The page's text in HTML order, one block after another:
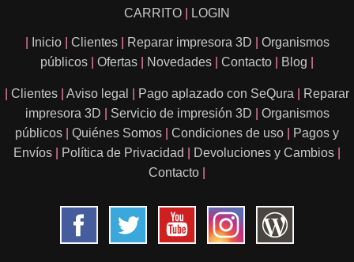
CARRITO LOGIN
Inicio Clientes Reparar impresora 3D
Organismos
públicos
Ofertas Novedades Contacto Blog
Clientes Aviso legal Pago aplazado con SeQura
Reparar
impresora 3D
Servicio de impresión 3D
Organismos
públicos
Quiénes Somos Condiciones de uso
Pagos y
Envíos
Política de Privacidad Devoluciones y Cambios
Contacto